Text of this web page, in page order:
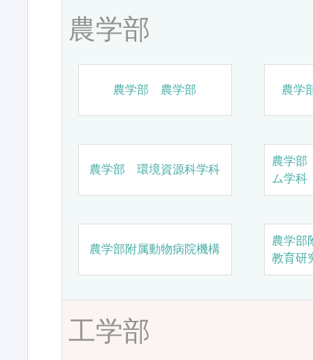
農学部
農学部 農学部 農学
農学部 環境資源科学科
農学
ム学科
農学部附属動物病院機構
農学部
教育研
工学部